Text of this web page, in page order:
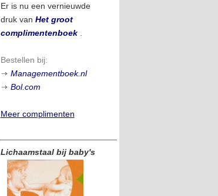
Er is nu een vernieuwde
druk van Het groot
complimentenboek .
Bestellen bij:
Managementboek.nl
Bol.com
Meer complimenten
Lichaamstaal bij baby's